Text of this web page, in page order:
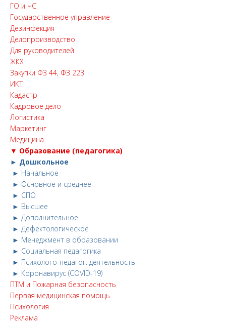
ГО и ЧС
Государственное управление
Дезинфекция
Делопроизводство
Для руководителей
ЖКХ
Закупки ФЗ 44, ФЗ 223
ИКТ
Кадастр
Кадровое дело
Логистика
Маркетинг
Медицина
▼ Образование (педагогика)
► Дошкольное
► Начальное
► Основное и среднее
► СПО
► Высшее
► Дополнительное
► Дефектологическое
► Менеджмент в образовании
► Социальная педагогика
► Психолого-педагог. деятельность
► Коронавирус (COVID-19)
ПТМ и Пожарная безопасность
Первая медицинская помощь
Психология
Реклама